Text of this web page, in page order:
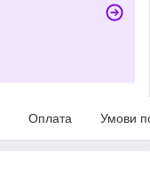
Оплата Умови